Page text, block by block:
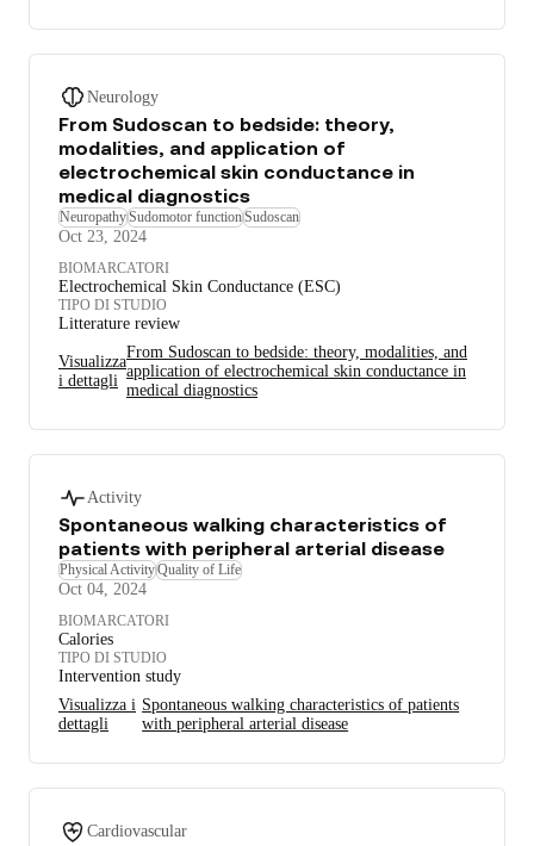
Neurology
From Sudoscan to bedside: theory,
modalities, and application of
electrochemical skin conductance in
medical diagnostics
NeuropathySudomotor functionSudoscan
Oct 23, 2024
BIOMARCATORI
Electrochemical Skin Conductance (ESC)
TIPO DI STUDIO
Litterature review
Visualizza
i dettagli
From Sudoscan to bedside: theory, modalities, and
application of electrochemical skin conductance in
medical diagnostics
Activity
Spontaneous walking characteristics of
patients with peripheral arterial disease
Physical ActivityQuality of Life
Oct 04, 2024
BIOMARCATORI
Calories
TIPO DI STUDIO
Intervention study
Visualizza i
dettagli
Spontaneous walking characteristics of patients
with peripheral arterial disease
Cardiovascular